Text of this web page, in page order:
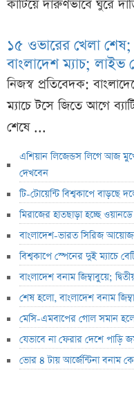
কাটিয়ে দারুণভাবে ঘুরে
১৫ ওভারের খেলা শেষ;
বাংলাদেশ ম্যাচ; লাইভ
নিজস্ব প্রতিবেদক:
ম্যাচে টসে জিতে আগে
শেষে ...
এশিয়ান লিজেন্ডস লিগে আজ
দেখবেন
টি-টোয়েন্টি বিশ্বকাপে বাড়ছে
মিরাজের হাতছাড়া হচ্ছে
বাংলাদেশ-ভারত সিরিজ
বিশ্বকাপে স্পেনের দুই ম্যাচে
বাংলাদেশ বনাম জিম্বাবুয়ে;
শেষ হলো, বাংলাদেশ বনাম
মেসি-এমবাপের গোল সমান
যেভাবে না ফেরার দেশে পাড়ি
ভোর ৪ টায় আর্জেন্টিনা বনাম